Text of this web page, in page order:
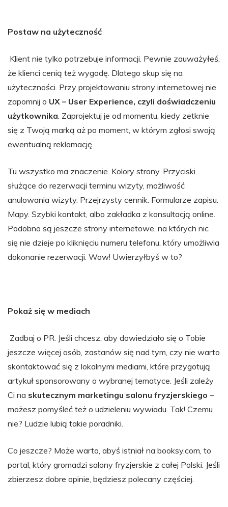
Postaw na użyteczność
Klient nie tylko potrzebuje informacji. Pewnie zauważyłeś,
że klienci cenią też wygodę. Dlatego skup się na
użyteczności. Przy projektowaniu strony internetowej nie
zapomnij o UX – User Experience, czyli doświadczeniu
użytkownika . Zaprojektuj je od momentu, kiedy zetknie
się z Twoją marką aż po moment, w którym zgłosi swoją
ewentualną reklamację.
Tu wszystko ma znaczenie. Kolory strony. Przyciski
służące do rezerwacji terminu wizyty, możliwość
anulowania wizyty. Przejrzysty cennik. Formularze zapisu.
Mapy. Szybki kontakt, albo zakładka z konsultacją online.
Podobno są jeszcze strony internetowe, na których nic
się nie dzieje po kliknięciu numeru telefonu, który umożliwia
dokonanie rezerwacji. Wow! Uwierzyłbyś w to?
Pokaż się w mediach
Zadbaj o PR. Jeśli chcesz, aby dowiedziało się o Tobie
jeszcze więcej osób, zastanów się nad tym, czy nie warto
skontaktować się z lokalnymi mediami, które przygotują
artykuł sponsorowany o wybranej tematyce. Jeśli zależy
Ci na skutecznym marketingu salonu fryzjerskiego –
możesz pomyśleć też o udzieleniu wywiadu. Tak! Czemu
nie? Ludzie lubią takie poradniki.
Co jeszcze? Może warto, abyś istniał na booksy.com, to
portal, który gromadzi salony fryzjerskie z całej Polski. Jeśli
zbierzesz dobre opinie, będziesz polecany częściej.